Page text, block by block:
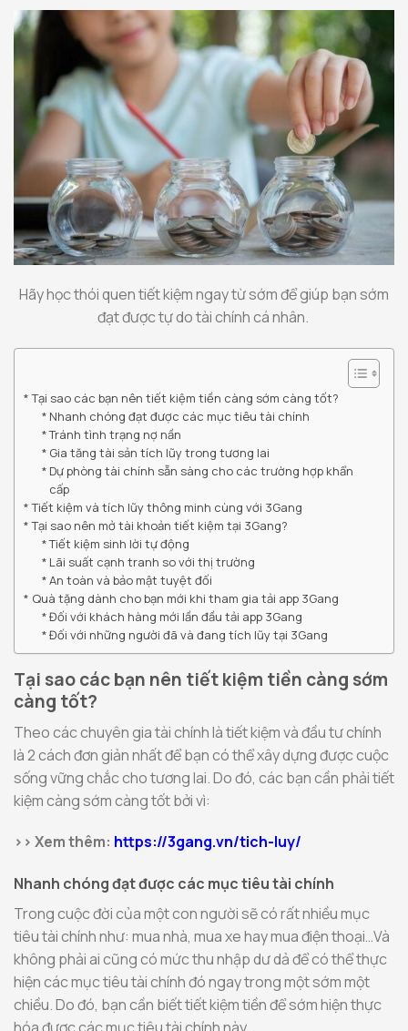
Hãy học thói quen tiết kiệm ngay từ sớm để giúp bạn sớm
đạt được tự do tài chính cá nhân.
Tại sao các bạn nên tiết kiệm tiền càng sớm càng tốt?
Nhanh chóng đạt được các mục tiêu tài chính
Tránh tình trạng nợ nần
Gia tăng tài sản tích lũy trong tương lai
Dự phòng tài chính sẵn sàng cho các trường hợp khẩn
cấp
Tiết kiệm và tích lũy thông minh cùng với 3Gang
Tại sao nên mở tài khoản tiết kiệm tại 3Gang?
Tiết kiệm sinh lời tự động
Lãi suất cạnh tranh so với thị trường
An toàn và bảo mật tuyệt đối
Quà tặng dành cho bạn mới khi tham gia tải app 3Gang
Đối với khách hàng mới lần đầu tải app 3Gang
Đối với những người đã và đang tích lũy tại 3Gang
Tại sao các bạn nên tiết kiệm tiền càng sớm
càng tốt?
Theo các chuyên gia tài chính là tiết kiệm và đầu tư chính
là 2 cách đơn giản nhất để bạn có thể xây dựng được cuộc
sống vững chắc cho tương lai. Do đó, các bạn cần phải tiết
kiệm càng sớm càng tốt bởi vì:
>> Xem thêm: https://3gang.vn/tich-luy/
Nhanh chóng đạt được các mục tiêu tài chính
Trong cuộc đời của một con người sẽ có rất nhiều mục
tiêu tài chính như: mua nhà, mua xe hay mua điện thoại…Và
không phải ai cũng có mức thu nhập dư dả để có thể thực
hiện các mục tiêu tài chính đó ngay trong một sớm một
chiều. Do đó, bạn cần biết tiết kiệm tiền để sớm hiện thực